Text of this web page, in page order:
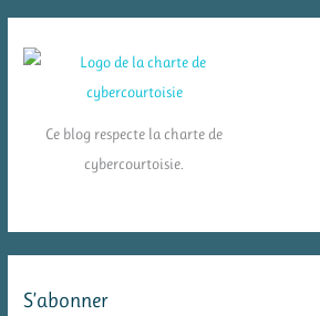
Ce blog respecte la charte de
cybercourtoisie.
S’abonner